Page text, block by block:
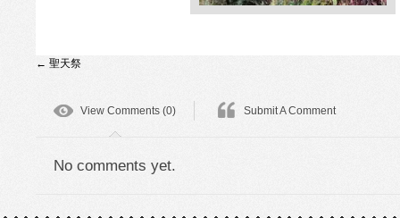
← 聖天祭
View Comments (0) Submit A Comment
No comments yet.